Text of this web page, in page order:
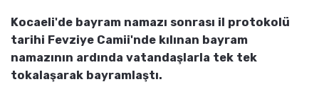
Kocaeli'de bayram namazı sonrası il protokolü
tarihi Fevziye Camii'nde kılınan bayram
namazının ardında vatandaşlarla tek tek
tokalaşarak bayramlaştı.